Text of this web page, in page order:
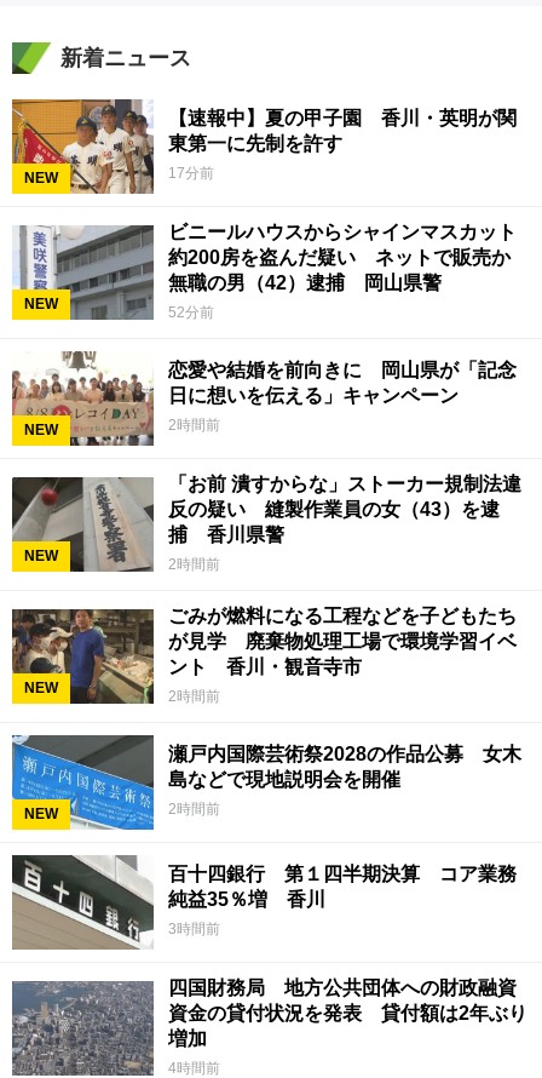
新着ニュース
NEW
【速報中】夏の甲子園 香川・英明が関
東第一に先制を許す
17分前
NEW
ビニールハウスからシャインマスカット
約200房を盗んだ疑い ネットで販売か
無職の男（42）逮捕 岡山県警
52分前
NEW
恋愛や結婚を前向きに 岡山県が「記念
日に想いを伝える」キャンペーン
2時間前
NEW
「お前 潰すからな」ストーカー規制法違
反の疑い 縫製作業員の女（43）を逮
捕 香川県警
2時間前
NEW
ごみが燃料になる工程などを子どもたち
が見学 廃棄物処理工場で環境学習イベ
ント 香川・観音寺市
2時間前
NEW
瀬戸内国際芸術祭2028の作品公募 女木
島などで現地説明会を開催
2時間前
百十四銀行 第１四半期決算 コア業務
純益35％増 香川
3時間前
四国財務局 地方公共団体への財政融資
資金の貸付状況を発表 貸付額は2年ぶり
増加
4時間前